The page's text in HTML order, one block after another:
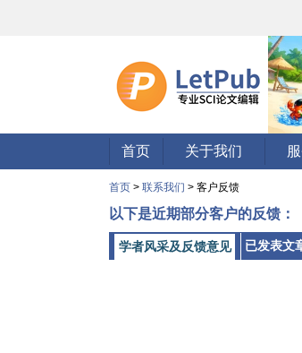
首页 关于我们
首页 > 联系我们 > 客户反馈
以下是近期部分客户的反馈：
学者风采及反馈意见 已发表文